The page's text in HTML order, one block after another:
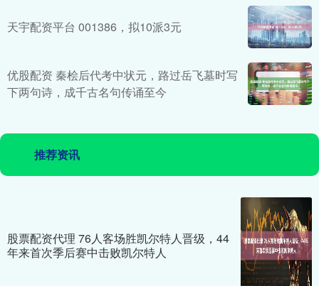
天宇配资平台 001386，拟10派3元
优股配资 秦桧后代考中状元，路过岳飞墓时写
下两句诗，成千古名句传诵至今
推荐资讯
股票配资代理 76人客场胜凯尔特人晋级，44
年来首次季后赛中击败凯尔特人